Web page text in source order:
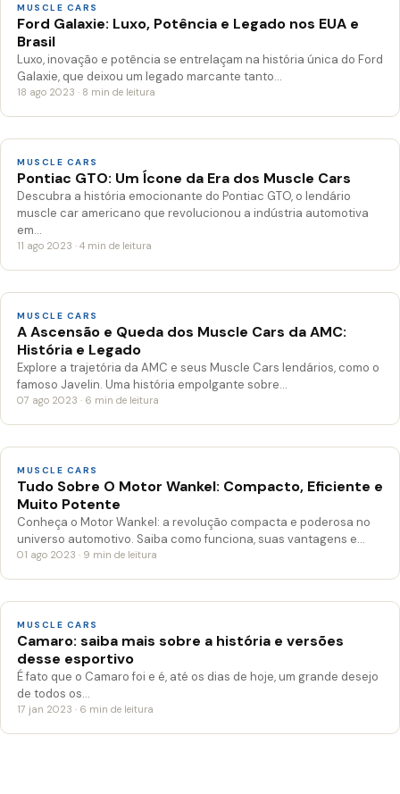
MUSCLE CARS
Ford Galaxie: Luxo, Potência e Legado nos EUA e
Brasil
Luxo, inovação e potência se entrelaçam na história única do Ford
Galaxie, que deixou um legado marcante tanto…
18 ago 2023 · 8 min de leitura
MUSCLE CARS
Pontiac GTO: Um Ícone da Era dos Muscle Cars
Descubra a história emocionante do Pontiac GTO, o lendário
muscle car americano que revolucionou a indústria automotiva
em…
11 ago 2023 · 4 min de leitura
MUSCLE CARS
A Ascensão e Queda dos Muscle Cars da AMC:
História e Legado
Explore a trajetória da AMC e seus Muscle Cars lendários, como o
famoso Javelin. Uma história empolgante sobre…
07 ago 2023 · 6 min de leitura
MUSCLE CARS
Tudo Sobre O Motor Wankel: Compacto, Eficiente e
Muito Potente
Conheça o Motor Wankel: a revolução compacta e poderosa no
universo automotivo. Saiba como funciona, suas vantagens e…
01 ago 2023 · 9 min de leitura
MUSCLE CARS
Camaro: saiba mais sobre a história e versões
desse esportivo
É fato que o Camaro foi e é, até os dias de hoje, um grande desejo
de todos os…
17 jan 2023 · 6 min de leitura